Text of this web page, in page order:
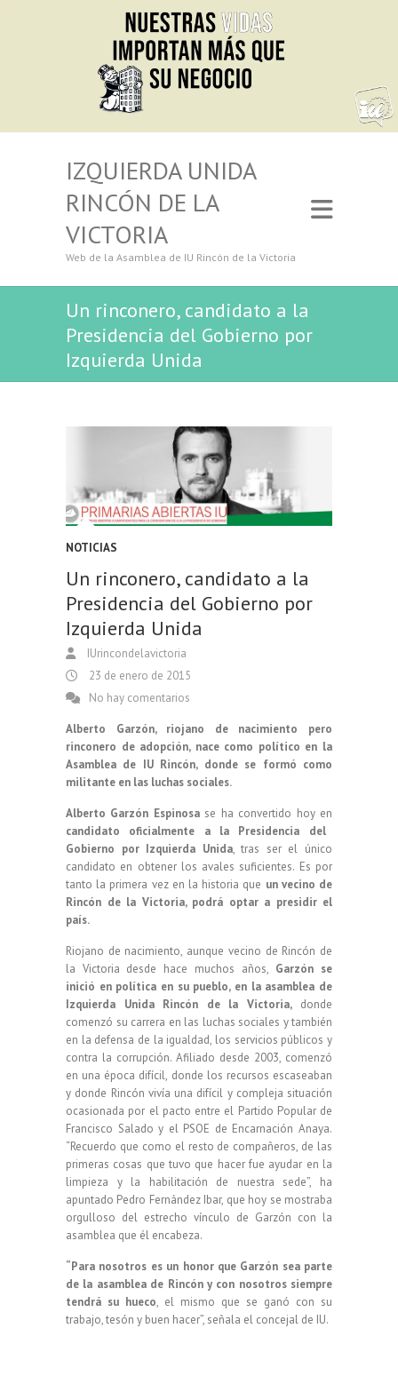
IZQUIERDA UNIDA
RINCÓN DE LA
VICTORIA
Web de la Asamblea de IU Rincón de la Victoria
Un rinconero, candidato a la
Presidencia del Gobierno por
Izquierda Unida
NOTICIAS
Un rinconero, candidato a la
Presidencia del Gobierno por
Izquierda Unida
IUrincondelavictoria
23 de enero de 2015
No hay comentarios
Alberto Garzón, riojano de nacimiento pero
rinconero de adopción, nace como político en la
Asamblea de IU Rincón, donde se formó como
militante en las luchas sociales.
Alberto Garzón Espinosase ha convertido hoy en
candidato oficialmente a la Presidencia del
Gobierno por Izquierda Unida, tras ser el único
candidato en obtener los avales suficientes. Es por
tanto la primera vez en la historia que un vecino de
Rincón de la Victoria, podrá optar a presidir el
país.
Riojano de nacimiento, aunque vecino de Rincón de
la Victoria desde hace muchos años, Garzón se
inició en política en su pueblo, en la asamblea de
Izquierda Unida Rincón de la Victoria,donde
comenzó su carrera en las luchas sociales y también
en la defensa de la igualdad, los servicios públicos y
contra la corrupción. Afiliado desde 2003, comenzó
en una época difícil, donde los recursos escaseaban
y donde Rincón vivía una difícil y compleja situación
ocasionada por el pacto entre el Partido Popular de
Francisco Salado y el PSOE de Encarnación Anaya.
“Recuerdo que como el resto de compañeros, de las
primeras cosas que tuvo que hacer fue ayudar en la
limpieza y la habilitación de nuestra sede”, ha
apuntado Pedro Fernández Ibar, que hoy se mostraba
orgulloso del estrecho vínculo de Garzón con la
asamblea que él encabeza.
“Para nosotros es un honor que Garzón sea parte
de la asamblea de Rincón y con nosotros siempre
tendrá su hueco, el mismo que se ganó con su
trabajo, tesón y buen hacer”, señala el concejal de IU.